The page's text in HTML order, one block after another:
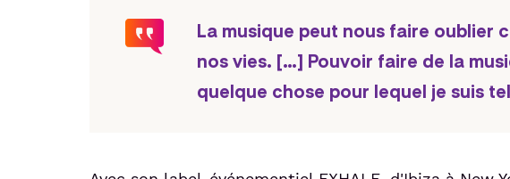
La musique peut nous faire oublier
nos vies. […] Pouvoir faire de la
quelque chose pour lequel je suis